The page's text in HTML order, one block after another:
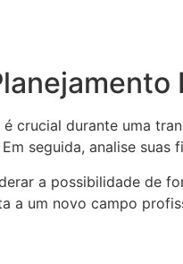
crucial durante uma
seguida, analise
a possibilidade de
a um novo campo